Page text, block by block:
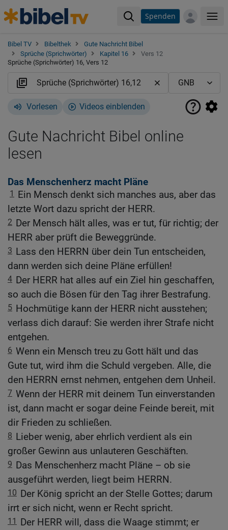
Spenden
Bibel TV Bibelthek
Gute Nachricht Bibel
Sprüche (Sprichwörter)
Kapitel 16
Vers 12
Sprüche (Sprichwörter) 16, Vers 12
Vorlesen Videos einblenden
Gute Nachricht Bibel online
lesen
Das Menschenherz macht Pläne
1
Ein Mensch denkt sich manches aus, aber das
letzte Wort dazu spricht der HERR.
2 Der Mensch hält alles, was er tut, für richtig; der
HERR aber prüft die Beweggründe.
3 Lass den HERRN über dein Tun entscheiden,
dann werden sich deine Pläne erfüllen!
4 Der HERR hat alles auf ein Ziel hin geschaffen,
so auch die Bösen für den Tag ihrer Bestrafung.
5 Hochmütige kann der HERR nicht ausstehen;
verlass dich darauf: Sie werden ihrer Strafe nicht
entgehen.
6 Wenn ein Mensch treu zu Gott hält und das
Gute tut, wird ihm die Schuld vergeben. Alle, die
den HERRN ernst nehmen, entgehen dem Unheil.
7 Wenn der HERR mit deinem Tun einverstanden
ist, dann macht er sogar deine Feinde bereit, mit
dir Frieden zu schließen.
8 Lieber wenig, aber ehrlich verdient als ein
großer Gewinn aus unlauteren Geschäften.
9 Das Menschenherz macht Pläne – ob sie
ausgeführt werden, liegt beim HERRN.
10 Der König spricht an der Stelle Gottes; darum
irrt er sich nicht, wenn er Recht spricht.
11
Der HERR will, dass die Waage stimmt; er